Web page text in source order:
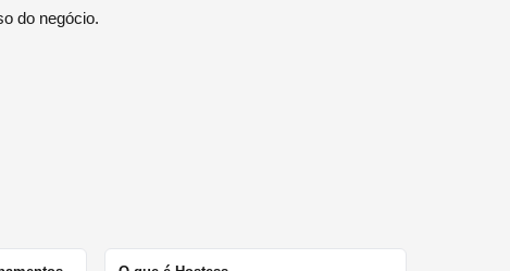
do negócio.